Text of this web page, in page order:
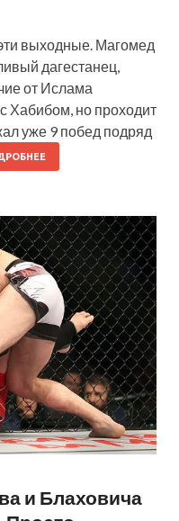
выходные. Магомед
дагестанец,
от Ислама
Хабибом, но проходит
уже 9 побед подряд
и Блаховича